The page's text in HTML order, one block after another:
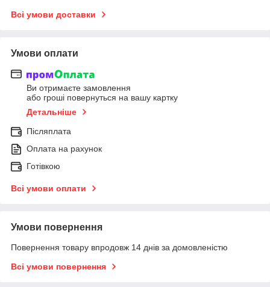
Всі умови доставки
Умови оплати
Ви отримаєте замовлення
або гроші повернуться на вашу картку
Детальніше
Післяплата
Оплата на рахунок
Готівкою
Всі умови оплати
Умови повернення
Повернення товару впродовж 14 днів за домовленістю
Всі умови повернення